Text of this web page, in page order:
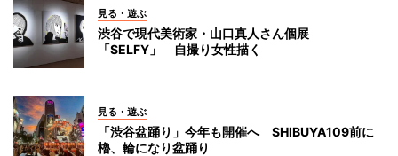
見る・遊ぶ
渋谷で現代美術家・山口真人さん個展
「SELFY」 自撮り女性描く
見る・遊ぶ
「渋谷盆踊り」今年も開催へ SHIBUYA109前に
櫓、輪になり盆踊り